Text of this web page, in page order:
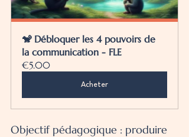
🐒 Débloquer les 4 pouvoirs de
la communication - FLE
€5.00
Acheter
Objectif pédagogique : produire